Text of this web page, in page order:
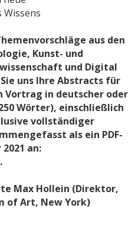
aus den
Kunst- und
und Digital
uns Ihre Abstracts für
Vortrag in deutscher oder
Wörter), einschließlich
vollständiger
als ein PDF-
an:
.
Max Hollein (Direktor,
of Art, New York)